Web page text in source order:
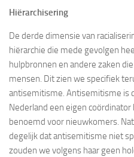
Hiërarchisering
De derde dimensie van
hiërarchie die mede gevolgen
hulpbronnen en andere zaken
mensen. Dit zien we specifiek
antisemitisme. Antisemitisme is
Nederland een eigen
benoemd voor nieuwkomers.
degelijk dat antisemitisme niet
zouden we volgens haar geen